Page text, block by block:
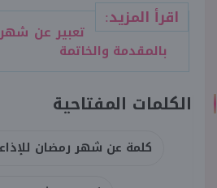
اقرأ المزيد:
تعبير عن
بالمقدمة والخاتمة
الكلمات المفتاحية
كلمة عن شهر رمضان